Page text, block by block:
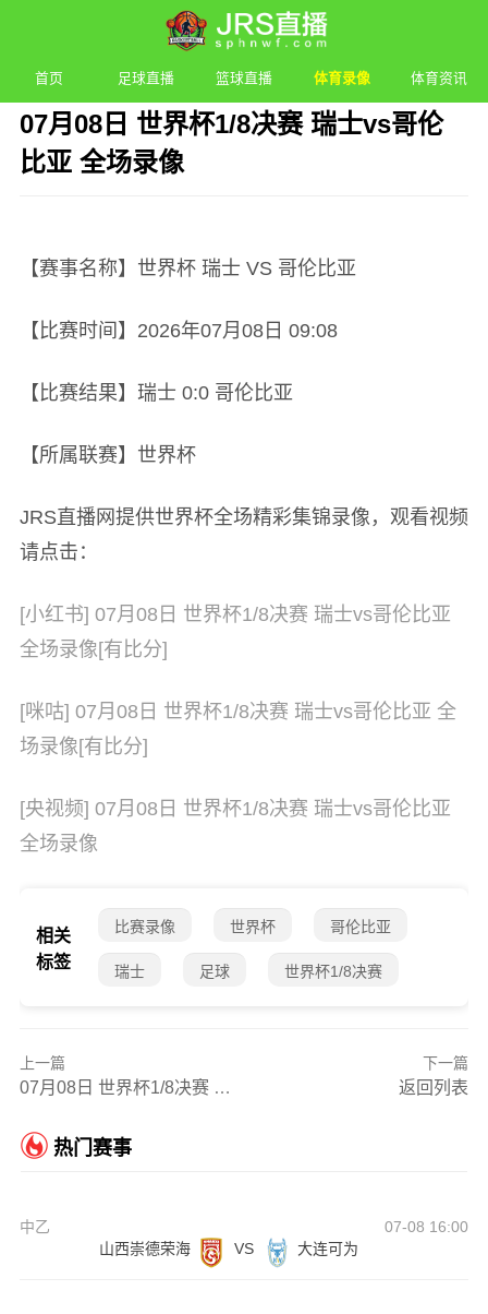
首页 足球直播 篮球直播 体育录像 体育资讯
07月08日 世界杯1/8决赛 瑞士vs哥伦
比亚 全场录像
【赛事名称】世界杯 瑞士 VS 哥伦比亚
【比赛时间】2026年07月08日 09:08
【比赛结果】瑞士 0:0 哥伦比亚
【所属联赛】世界杯
JRS直播网提供世界杯全场精彩集锦录像，观看视频
请点击：
[小红书] 07月08日 世界杯1/8决赛 瑞士vs哥伦比亚
全场录像[有比分]
[咪咕] 07月08日 世界杯1/8决赛 瑞士vs哥伦比亚 全
场录像[有比分]
[央视频] 07月08日 世界杯1/8决赛 瑞士vs哥伦比亚
全场录像
相关
标签
比赛录像 世界杯 哥伦比亚
瑞士 足球 世界杯1/8决赛
上一篇
07月08日 世界杯1/8决赛 阿根廷vs埃及 全场录像
下一篇
返回列表
热门赛事
中乙
07-08 16:00
山西崇德荣海
VS 大连可为